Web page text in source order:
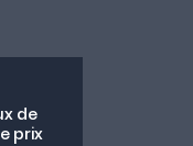
de
prix